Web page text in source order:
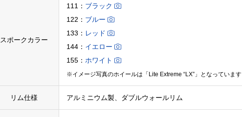
スポークカラー
111： ブラック
122： ブルー
133： レッド
144： イエロー
155： ホワイト
※イメージ写真のホイールは「Lite Extreme “LX”」となっています
リム仕様 アルミニウム製、ダブルウォールリム